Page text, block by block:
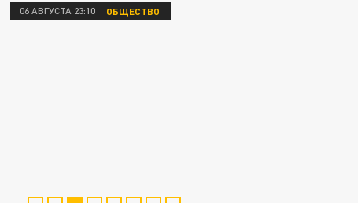
06 АВГУСТА 23:10 ОБЩЕСТВО